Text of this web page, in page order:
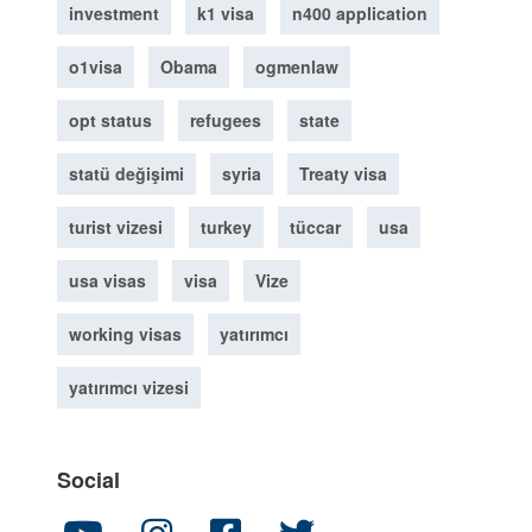
investment k1 visa n400 application
o1visa Obama ogmenlaw
opt status refugees state
statü değişimi syria Treaty visa
turist vizesi turkey tüccar usa
usa visas visa Vize
working visas yatırımcı
yatırımcı vizesi
Social